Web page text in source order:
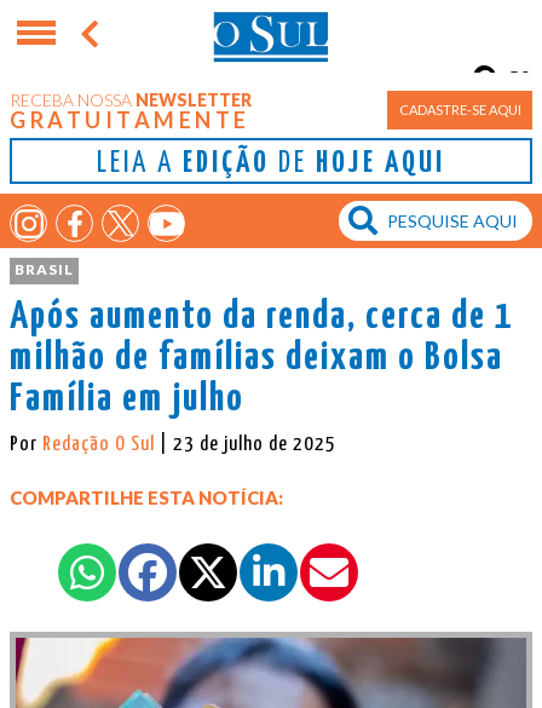
RECEBA NOSSA NEWSLETTER
GRATUITAMENTE CADASTRE-SE AQUI
LEIA A EDIÇÃO DE HOJE AQUI
Porto Alegre
8°
BRASIL
Após aumento da renda, cerca de 1
milhão de famílias deixam o Bolsa
Família em julho
Por Redação O Sul | 23 de julho de 2025
COMPARTILHE ESTA NOTÍCIA: